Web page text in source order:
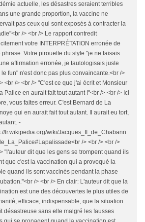
actuelle, les désastres seraient terribles
une grande proportion, la vaccine ne
pas ceux qui sont exposés à contracter la
/> <br /> Le rapport contredit
votre INTERPRÉTATION erronée de
phrase. Votre pirouette du style "je ne faisais
affirmation erronée, je tautologisais juste
le fun" n'est donc pas plus convaincante.<br />
<br /> <br /> "C'est ce que j'ai écrit et Monsieur
Palice en aurait fait tout autant !"<br /> <br /> Ici
vous faites erreur. C'est Bernard de La
qui en aurait fait tout autant. Il aurait eu tort,
-
fr.wikipedia.org/wiki/Jacques_II_de_Chabann
/> <br /> <br />
"l'auteur dit que les gens se trompent quand ils
que c'est la vaccination qui a provoqué la
quand ils sont vaccinés pendant la phase
/> <br /> En clair: L'auteur dit que la
est une des découvertes le plus utiles de
efficace, indispensable, que la situation
désastreuse sans elle malgré les fausses